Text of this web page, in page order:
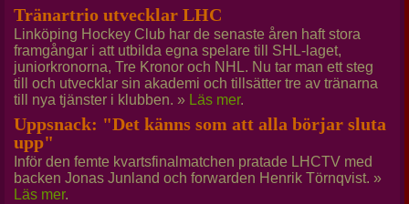
Tränartrio utvecklar LHC
Linköping Hockey Club har de senaste åren haft stora
framgångar i att utbilda egna spelare till SHL-laget,
juniorkronorna, Tre Kronor och NHL. Nu tar man ett steg
till och utvecklar sin akademi och tillsätter tre av tränarna
till nya tjänster i klubben. » Läs mer.
Uppsnack: "Det känns som att alla börjar sluta
upp"
Inför den femte kvartsfinalmatchen pratade LHCTV med
backen Jonas Junland och forwarden Henrik Törnqvist. »
Läs mer.